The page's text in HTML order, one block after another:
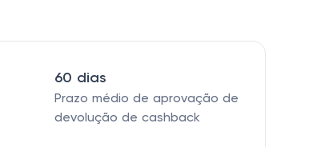
60 dias
Prazo médio de aprovação de
devolução de cashback